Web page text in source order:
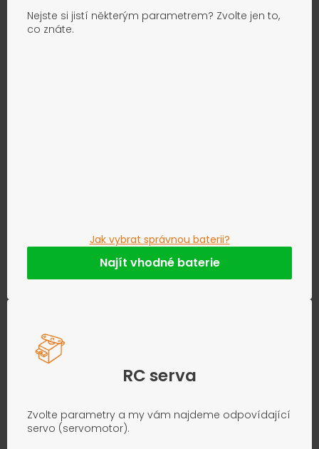
Nejste si jistí některým parametrem? Zvolte jen to,
co znáte.
Jak vybrat správnou baterii?
Najít vhodné baterie
RC serva
Zvolte parametry a my vám najdeme odpovídající
servo (servomotor).